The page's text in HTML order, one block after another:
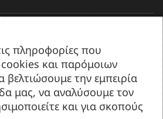
17:00
πληροφορίες που
cookies και παρόμοιων
βελτιώσουμε την εμπειρία
μας, να αναλύσουμε τον
και για σκοπούς